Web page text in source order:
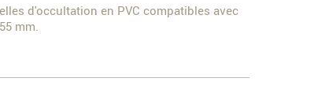
d'occultation en PVC compatibles avec
mm.